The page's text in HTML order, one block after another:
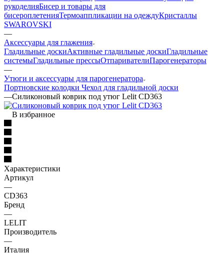
рукоделияБисер и товары для
бисероплетенияТермоаппликации на одеждуКристаллы
SWAROVSKI
—
Аксессуары для глажения
Гладильные доскиАктивные гладильные доскиГладильные
системыГладильные прессыОтпаривателиПарогенераторы
—
Утюги и аксессуары для парогенератора
Портновские колодки Чехол для гладильной доски
—Силиконовый коврик под утюг Lelit CD363
В избранное
Характеристики
Артикул
—
CD363
Бренд
—
LELIT
Производитель
—
Италия